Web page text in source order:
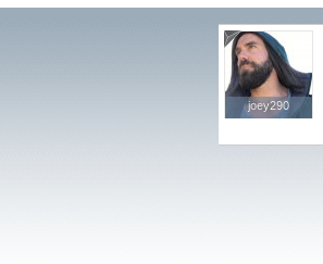
joey290
joey290